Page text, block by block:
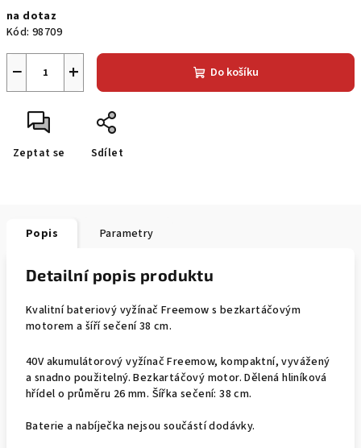
cena:
na dotaz
Kód: 98709
+
− Do košíku
Zeptat se Sdílet
Popis Parametry
Detailní popis produktu
Kvalitní bateriový vyžínač Freemow s bezkartáčovým
motorem a šíří sečení 38 cm.
40V akumulátorový vyžínač Freemow, kompaktní, vyvážený
a snadno použitelný. Bezkartáčový motor. Dělená hliníková
hřídel o průměru 26 mm. Šířka sečení: 38 cm.
Baterie a nabíječka nejsou součástí dodávky.